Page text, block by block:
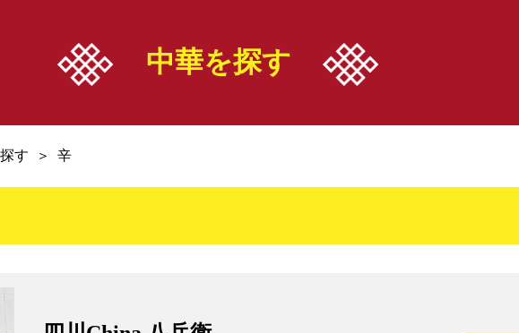
・エリア検索
・ジャンル検索
・イベント
・機関紙 ・メディアの方
中華を探す
す 辛